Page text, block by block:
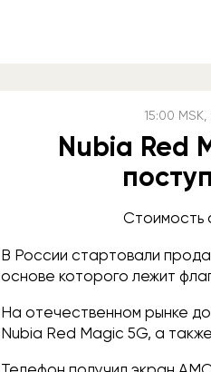
15:00 MSK,
Nubia Red
Стоимость
В России стартовали
основе которого лежит
На отечественном рынке
Nubia Red Magic 5G, а